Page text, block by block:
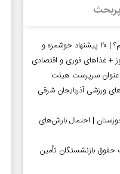
پربحث
ناهار چی درست کنم؟ | ۲۰ پیشنهاد خوشمزه و
+ غذاهای فوری و اقتصادی
عنوان سرپرست هیئت
ورزشی آذربایجان شرقی
در خوزستان | احتمال بارش‌های
حقوق بازنشستگان تأمین